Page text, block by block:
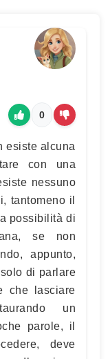
0
esiste alcuna
con una
nessuno
tantomeno il
possibilità di
se non
appunto,
di parlare
che lasciare
un
parole, il
deve